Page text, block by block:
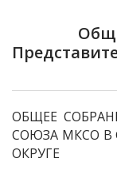
ОБЩЕЕ
СОЮЗА МКСО В
ОКРУГЕ